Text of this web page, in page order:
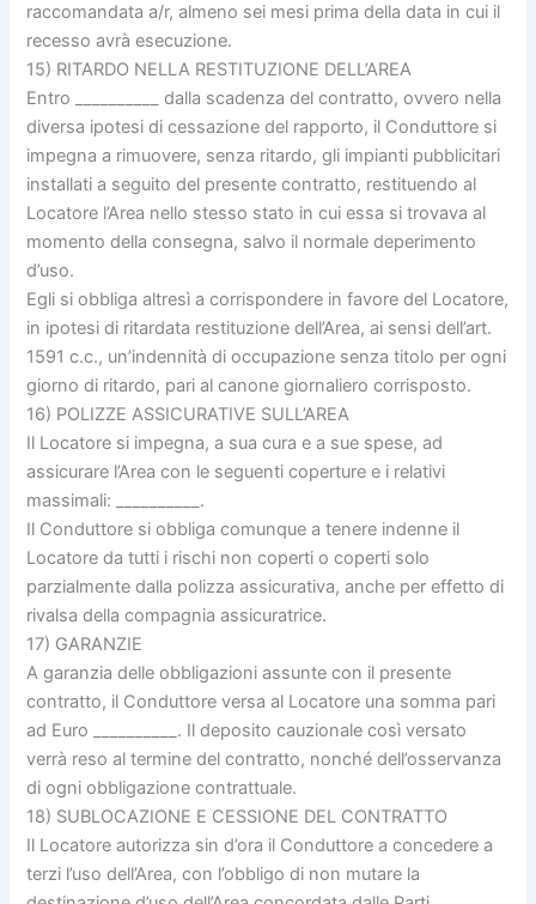
raccomandata a/r, almeno sei mesi prima della data in cui il
recesso avrà esecuzione.
15) RITARDO NELLA RESTITUZIONE DELL’AREA
Entro __________ dalla scadenza del contratto, ovvero nella
diversa ipotesi di cessazione del rapporto, il Conduttore si
impegna a rimuovere, senza ritardo, gli impianti pubblicitari
installati a seguito del presente contratto, restituendo al
Locatore l’Area nello stesso stato in cui essa si trovava al
momento della consegna, salvo il normale deperimento
d’uso.
Egli si obbliga altresì a corrispondere in favore del Locatore,
in ipotesi di ritardata restituzione dell’Area, ai sensi dell’art.
1591 c.c., un’indennità di occupazione senza titolo per ogni
giorno di ritardo, pari al canone giornaliero corrisposto.
16) POLIZZE ASSICURATIVE SULL’AREA
Il Locatore si impegna, a sua cura e a sue spese, ad
assicurare l’Area con le seguenti coperture e i relativi
massimali: __________.
Il Conduttore si obbliga comunque a tenere indenne il
Locatore da tutti i rischi non coperti o coperti solo
parzialmente dalla polizza assicurativa, anche per effetto di
rivalsa della compagnia assicuratrice.
17) GARANZIE
A garanzia delle obbligazioni assunte con il presente
contratto, il Conduttore versa al Locatore una somma pari
ad Euro __________. Il deposito cauzionale così versato
verrà reso al termine del contratto, nonché dell’osservanza
di ogni obbligazione contrattuale.
18) SUBLOCAZIONE E CESSIONE DEL CONTRATTO
Il Locatore autorizza sin d’ora il Conduttore a concedere a
terzi l’uso dell’Area, con l’obbligo di non mutare la